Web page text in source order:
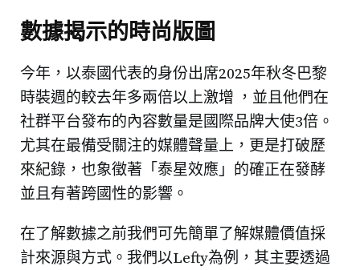
數據揭示的時尚版圖
今年，以泰國代表的身份出席2025年秋冬巴黎
時裝週的較去年多兩倍以上激增 ，並且他們在
社群平台發布的內容數量是國際品牌大使3倍。
尤其在最備受關注的媒體聲量上，更是打破歷
來紀錄，也象徵著「泰星效應」的確正在發酵
並且有著跨國性的影響。
在了解數據之前我們可先簡單了解媒體價值採
計來源與方式。我們以Lefty為例，其主要透過